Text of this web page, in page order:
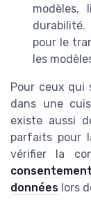
pour le
les
Pour ceux
dans une
existe aussi
parfaits pour
vérifier la
données lors